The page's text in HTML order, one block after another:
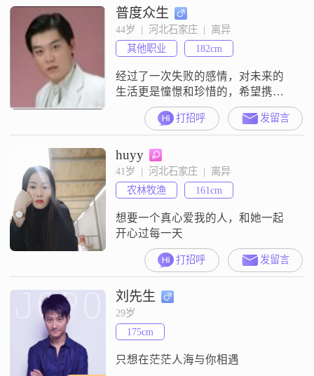
普度众生
44岁  |  河北石家庄  |  离异
其他职业
182cm
经过了一次失败的感情，对未来的
生活更是憧憬和珍惜的，希望携手
未来的另一半好好的一生一世。
打招呼 发留言
huyy
41岁  |  河北石家庄  |  离异
农林牧渔
161cm
想要一个真心爱我的人，和她一起
开心过每一天
打招呼 发留言
刘先生
29岁
175cm
只想在茫茫人海与你相遇